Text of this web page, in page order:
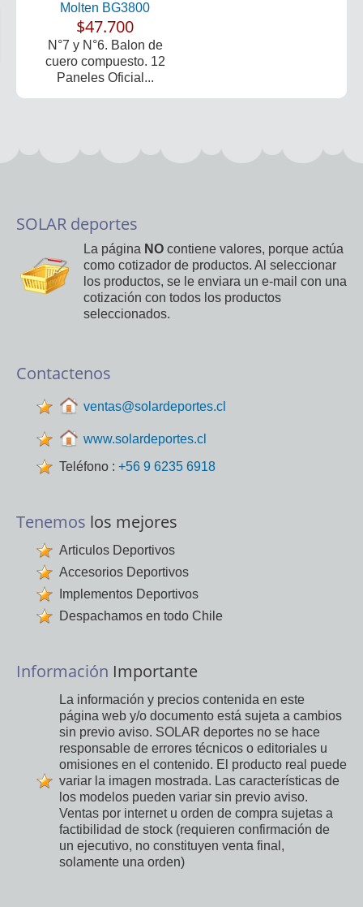
Molten BG3800
$47.700
N°7 y N°6. Balon de
cuero compuesto. 12
Paneles Oficial...
SOLAR deportes
La página NO contiene valores, porque actúa
como cotizador de productos. Al seleccionar
los productos, se le enviara un e-mail con una
cotización con todos los productos
seleccionados.
Contactenos
ventas@solardeportes.cl
www.solardeportes.cl
Teléfono : +56 9 6235 6918
Tenemos los mejores
Articulos Deportivos
Accesorios Deportivos
Implementos Deportivos
Despachamos en todo Chile
Información Importante
La información y precios contenida en este
página web y/o documento está sujeta a cambios
sin previo aviso. SOLAR deportes no se hace
responsable de errores técnicos o editoriales u
omisiones en el contenido. El producto real puede
variar la imagen mostrada. Las características de
los modelos pueden variar sin previo aviso.
Ventas por internet u orden de compra sujetas a
factibilidad de stock (requieren confirmación de
un ejecutivo, no constituyen venta final,
solamente una orden)